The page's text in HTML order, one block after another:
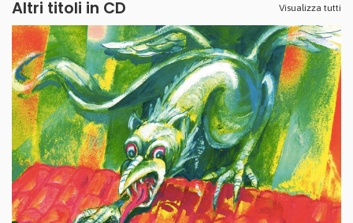
Altri titoli in CD Visualizza tutti